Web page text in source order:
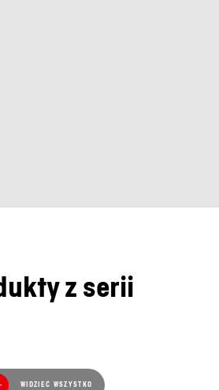
z serii
WIDZIEĆ WSZYSTKO